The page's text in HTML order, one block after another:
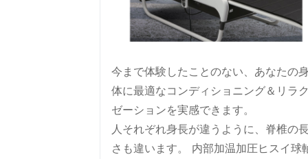
今まで体験したことのない、あなたの
体に最適なコンディショニング＆リラ
ゼーションを実感できます。
人それぞれ身長が違うように、脊椎の
さも違います。 内部加温加圧ヒスイ球